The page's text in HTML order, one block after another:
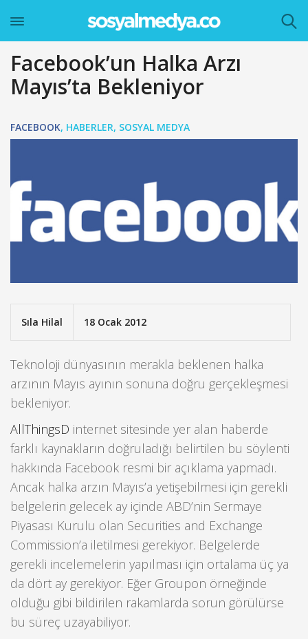
Facebook’un Halka Arzı
Mayıs’ta Bekleniyor
FACEBOOK, HABERLER, SOSYAL MEDYA
Sıla Hilal 18 Ocak 2012
Teknoloji dünyasının merakla beklenen halka
arzının Mayıs ayının sonuna doğru gerçekleşmesi
bekleniyor.
AllThingsD internet sitesinde yer alan haberde
farklı kaynakların doğruladığı belirtilen bu söylenti
hakkında Facebook resmi bir açıklama yapmadı.
Ancak halka arzın Mayıs’a yetişebilmesi için gerekli
belgelerin gelecek ay içinde ABD’nin Sermaye
Piyasası Kurulu olan Securities and Exchange
Commission’a iletilmesi gerekiyor. Belgelerde
gerekli incelemelerin yapılması için ortalama üç ya
da dört ay gerekiyor. Eğer Groupon örneğinde
olduğu gibi bildirilen rakamlarda sorun görülürse
bu süreç uzayabiliyor.